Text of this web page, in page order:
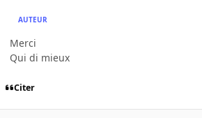
AUTEUR
Merci
Qui di mieux
Citer